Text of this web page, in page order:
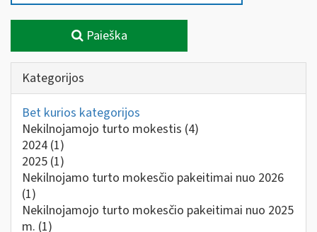
Paieška
Kategorijos
Bet kurios kategorijos
Nekilnojamojo turto mokestis (4)
2024 (1)
2025 (1)
Nekilnojamo turto mokesčio pakeitimai nuo 2026
(1)
Nekilnojamojo turto mokesčio pakeitimai nuo 2025
m. (1)